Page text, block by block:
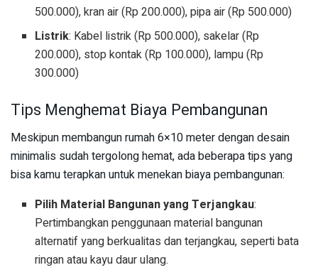
500.000), kran air (Rp 200.000), pipa air (Rp 500.000)
Listrik: Kabel listrik (Rp 500.000), sakelar (Rp
200.000), stop kontak (Rp 100.000), lampu (Rp
300.000)
Tips Menghemat Biaya Pembangunan
Meskipun membangun rumah 6×10 meter dengan desain
minimalis sudah tergolong hemat, ada beberapa tips yang
bisa kamu terapkan untuk menekan biaya pembangunan:
Pilih Material Bangunan yang Terjangkau:
Pertimbangkan penggunaan material bangunan
alternatif yang berkualitas dan terjangkau, seperti bata
ringan atau kayu daur ulang.